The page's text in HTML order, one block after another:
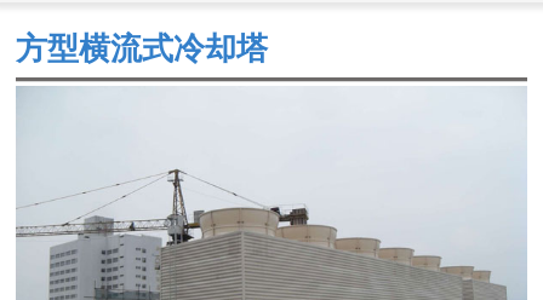
方型横流式冷却塔